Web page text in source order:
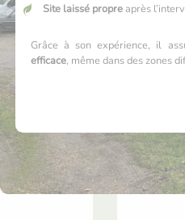
Site laissé propreaprès
Grâce à son expérience, il
efficace, même dans des zones